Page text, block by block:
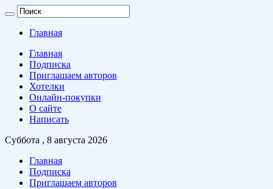
Главная
Главная
Подписка
Приглашаем авторов
Хотелки
Онлайн-покупки
О сайте
Написать
Суббота , 8 августа 2026
Главная
Подписка
Приглашаем авторов